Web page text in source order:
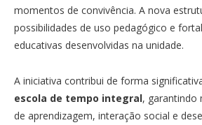
momentos de convivência. A nova
possibilidades de uso pedagógico e
educativas desenvolvidas na unidade.
A iniciativa contribui de forma
escola de tempo integral, garantindo
de aprendizagem, interação social e